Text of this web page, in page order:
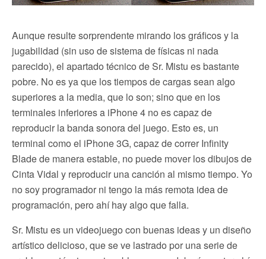
Aunque resulte sorprendente mirando los gráficos y la
jugabilidad (sin uso de sistema de físicas ni nada
parecido), el apartado técnico de Sr. Mistu es bastante
pobre. No es ya que los tiempos de cargas sean algo
superiores a la media, que lo son; sino que en los
terminales inferiores a iPhone 4 no es capaz de
reproducir la banda sonora del juego. Esto es, un
terminal como el iPhone 3G, capaz de correr Infinity
Blade de manera estable, no puede mover los dibujos de
Cinta Vidal y reproducir una canción al mismo tiempo. Yo
no soy programador ni tengo la más remota idea de
programación, pero ahí hay algo que falla.
Sr. Mistu es un videojuego con buenas ideas y un diseño
artístico delicioso, que se ve lastrado por una serie de